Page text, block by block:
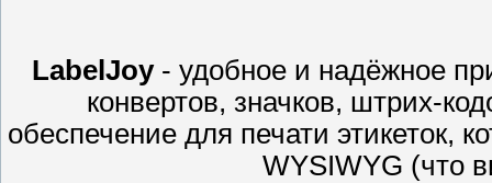
LabelJoy- удобное и надёжное
конвертов, значков, штрих-
обеспечение для печати этикеток,
WYSIWYG (что